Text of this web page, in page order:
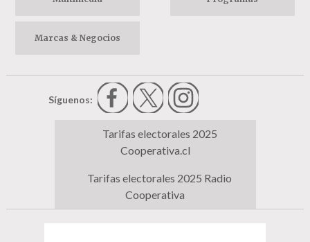
Marcas & Negocios
Síguenos:
Tarifas electorales 2025
Cooperativa.cl
Tarifas electorales 2025 Radio
Cooperativa